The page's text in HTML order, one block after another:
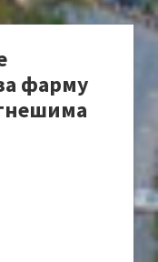
фарму